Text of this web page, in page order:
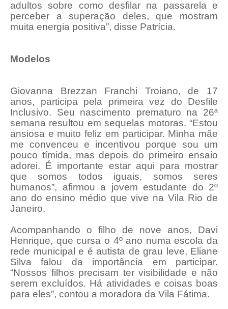
adultos sobre como desfilar na passarela e
perceber a superação deles, que mostram
muita energia positiva”, disse Patrícia.
Modelos
Giovanna Brezzan Franchi Troiano, de 17
anos, participa pela primeira vez do Desfile
Inclusivo. Seu nascimento prematuro na 26ª
semana resultou em sequelas motoras. “Estou
ansiosa e muito feliz em participar. Minha mãe
me convenceu e incentivou porque sou um
pouco tímida, mas depois do primeiro ensaio
adorei. É importante estar aqui para mostrar
que somos todos iguais, somos seres
humanos”, afirmou a jovem estudante do 2º
ano do ensino médio que vive na Vila Rio de
Janeiro.
Acompanhando o filho de nove anos, Davi
Henrique, que cursa o 4º ano numa escola da
rede municipal e é autista de grau leve, Eliane
Silva falou da importância em participar.
“Nossos filhos precisam ter visibilidade e não
serem excluídos. Há atividades e coisas boas
para eles”, contou a moradora da Vila Fátima.